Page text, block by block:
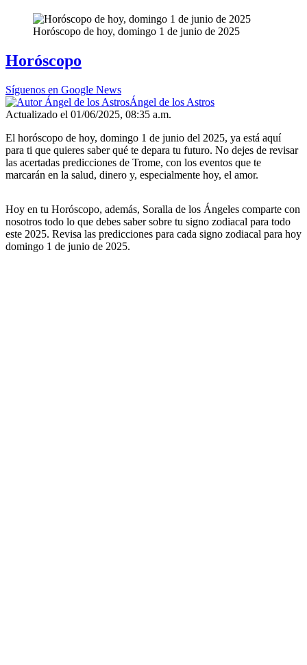
Horóscopo de hoy, domingo 1 de junio de 2025
Horóscopo
Síguenos en Google News
Ángel de los Astros
Actualizado el 01/06/2025, 08:35 a.m.
El horóscopo de hoy, domingo 1 de junio del 2025, ya está aquí
para ti que quieres saber qué te depara tu futuro. No dejes de revisar
las acertadas predicciones de Trome, con los eventos que te
marcarán en la salud, dinero y, especialmente hoy, el amor.
Hoy en tu Horóscopo, además, Soralla de los Ángeles comparte con
nosotros todo lo que debes saber sobre tu signo zodiacal para todo
este 2025. Revisa las predicciones para cada signo zodiacal para hoy
domingo 1 de junio de 2025.